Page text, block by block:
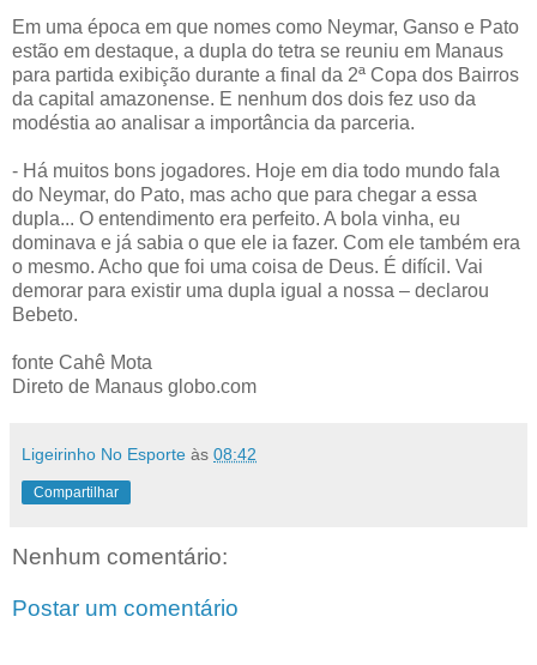
Em uma época em que nomes como Neymar, Ganso e Pato
estão em destaque, a dupla do tetra se reuniu em Manaus
para partida exibição durante a final da 2ª Copa dos Bairros
da capital amazonense. E nenhum dos dois fez uso da
modéstia ao analisar a importância da parceria.
- Há muitos bons jogadores. Hoje em dia todo mundo fala
do Neymar, do Pato, mas acho que para chegar a essa
dupla... O entendimento era perfeito. A bola vinha, eu
dominava e já sabia o que ele ia fazer. Com ele também era
o mesmo. Acho que foi uma coisa de Deus. É difícil. Vai
demorar para existir uma dupla igual a nossa – declarou
Bebeto.
fonte Cahê Mota
Direto de Manaus globo.com
Ligeirinho No Esporte às 08:42
Compartilhar
Nenhum comentário:
Postar um comentário